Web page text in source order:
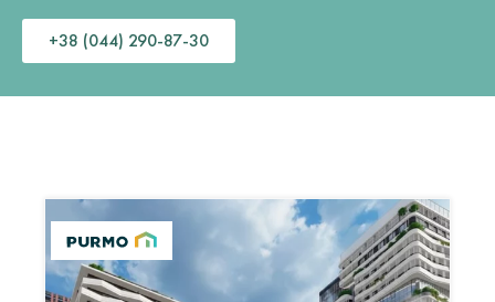
+38 (044) 290-87-30